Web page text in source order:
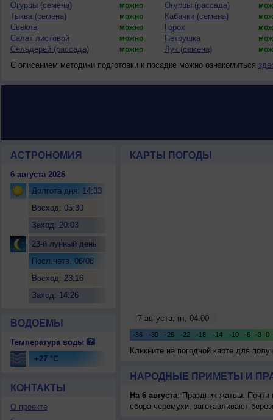
Огурцы (семена) можно Огурцы (рассада)
Тыква (семена) можно Кабачки (семена)
Свекла можно Горох
Салат листовой можно Петрушка
Сельдерей (рассада) можно Лук (семена)
С описанием методики подготовки к посадке можно ознакомиться
АСТРОНОМИЯ
6 августа 2026
Долгота дня: 14:33
Восход: 05:30
Заход: 20:03
23-й лунный день
Посл.четв. 06/08
Восход: 23:16
Заход: 14:26
ВОДОЕМЫ
Температура воды
+27 °C
КОНТАКТЫ
О проекте
КАРТЫ ПОГОДЫ
Кликните на погодной карте для
НАРОДНЫЕ ПРИМЕТЫ И
На 6 августа: Праздник жатвы. Почти
сбора черемухи, заготавливают